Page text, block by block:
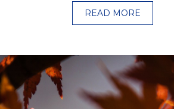
READ MORE